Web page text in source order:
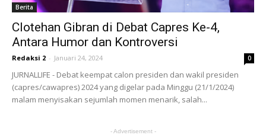
Berita
Clotehan Gibran di Debat Capres Ke-4,
Antara Humor dan Kontroversi
Redaksi 2 - Januari 24, 2024 0
JURNALLIFE - Debat keempat calon presiden dan wakil presiden
(capres/cawapres) 2024 yang digelar pada Minggu (21/1/2024)
malam menyisakan sejumlah momen menarik, salah...
- Advertisement -